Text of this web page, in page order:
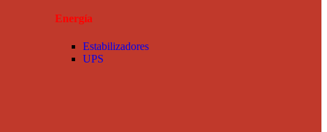
Energía
Estabilizadores
UPS